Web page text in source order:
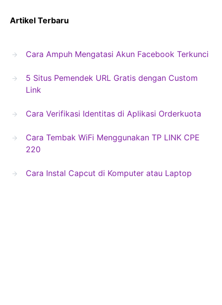
Artikel Terbaru
Cara Ampuh Mengatasi Akun Facebook Terkunci
5 Situs Pemendek URL Gratis dengan Custom
Link
Cara Verifikasi Identitas di Aplikasi Orderkuota
Cara Tembak WiFi Menggunakan TP LINK CPE
220
Cara Instal Capcut di Komputer atau Laptop